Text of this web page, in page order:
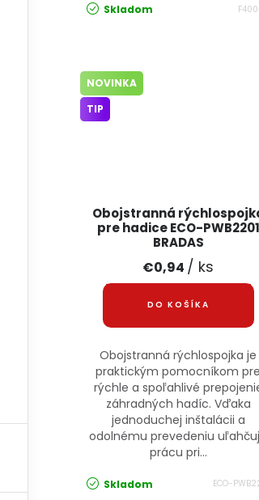
Skladom
Obojstranná
pre hadice ECO-PWB2201
BRADAS
NOVINKA
TIP
€0,94 / ks
DO KOŠÍKA
Obojstranná rýchlospojka je
praktickým pomocníkom pre
rýchle a spoľahlivé
záhradných hadíc. Vďaka
jednoduchej inštalácii a
odolnému prevedeniu
prácu pri...
Skladom ECO-